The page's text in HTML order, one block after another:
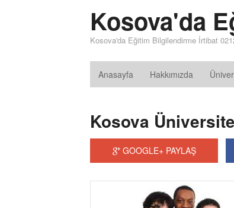
Kosova'da
Kosova'da Eğitim Bilgilendirme İrtibat
Anasayfa Hakkımızda
Kosova
GOOGLE+ PAYLAŞ